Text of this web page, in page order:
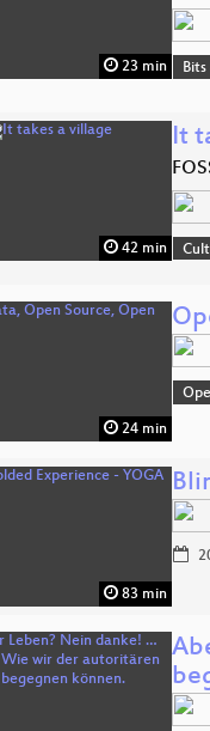
23 min
42 min
It
24 min
83 min